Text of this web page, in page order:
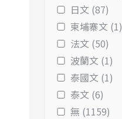
日文 (87)
柬埔寨文 (1)
法文 (50)
波蘭文 (1)
泰國文 (1)
泰文 (6)
無 (1159)